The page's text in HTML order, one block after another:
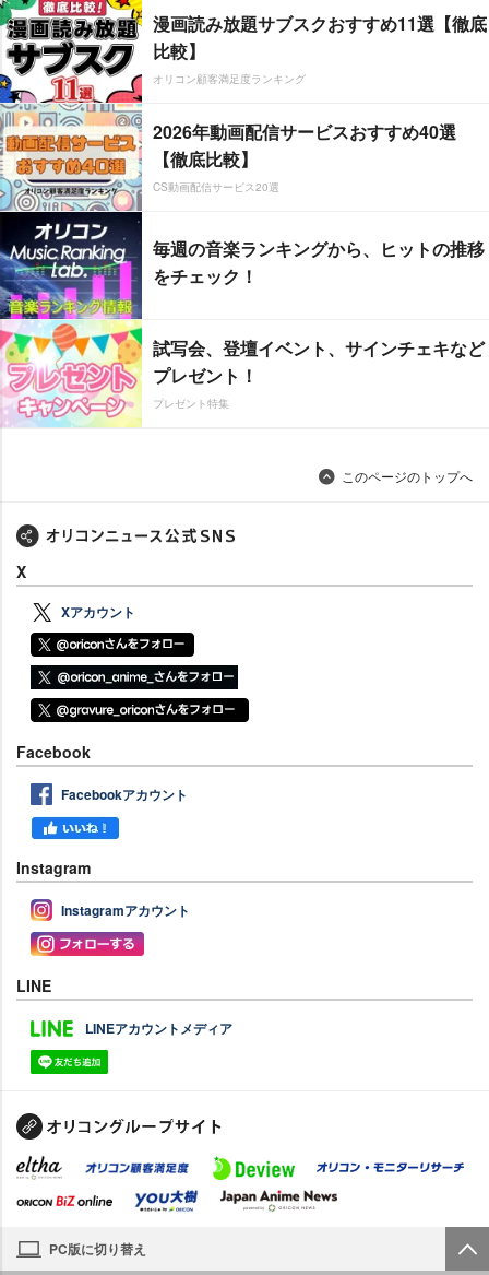
漫画読み放題サブスクおすすめ11選【徹底
比較】
オリコン顧客満足度ランキング
2026年動画配信サービスおすすめ40選
【徹底比較】
CS動画配信サービス20選
毎週の音楽ランキングから、ヒットの推移
をチェック！
試写会、登壇イベント、サインチェキなど
プレゼント！
プレゼント特集
このページのトップへ
X
Xアカウント
Facebook
Facebookアカウント
Instagram
Instagramアカウント
LINE
LINEアカウントメディア
PC版に切り替え